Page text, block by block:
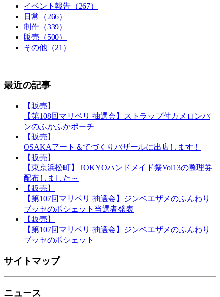
イベント報告（267）
日常（266）
制作（339）
販売（500）
その他（21）
最近の記事
【販売】
【第108回マリベリ 抽選会】ストラップ付カメロンパ
ンのふかふかポーチ
【販売】
OSAKAアート＆てづくりバザールに出店します！
【販売】
【東京浜松町】TOKYOハンドメイド祭Vol13の整理券
配布しました～
【販売】
【第107回マリベリ 抽選会】ジンベエザメのふんわり
ブッセのポシェット当選者発表
【販売】
【第107回マリベリ 抽選会】ジンベエザメのふんわり
ブッセのポシェット
サイトマップ
ニュース